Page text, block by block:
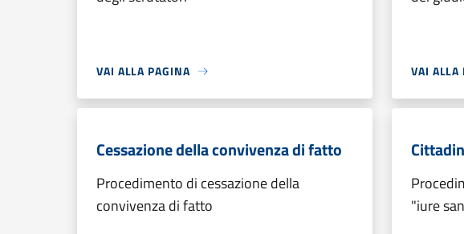
VAI ALLA PAGINA VAI ALLA
Cessazione della convivenza di fatto
Procedimento di cessazione della
convivenza di fatto
"iure